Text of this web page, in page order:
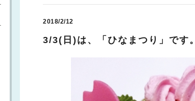
2018/2/12
3/3(日)は、「ひなまつり」です。